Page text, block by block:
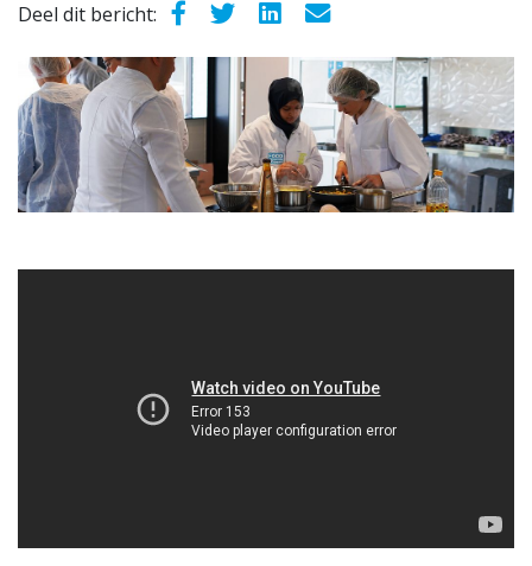
Deel dit bericht: